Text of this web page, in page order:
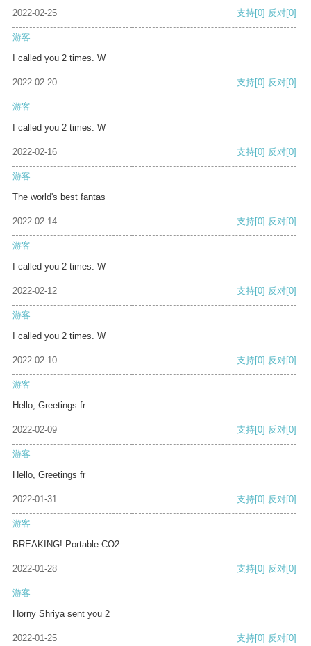
2022-02-25 支持[0] 反对[0]
游客
I called you 2 times. W
2022-02-20 支持[0] 反对[0]
游客
I called you 2 times. W
2022-02-16 支持[0] 反对[0]
游客
The world's best fantas
2022-02-14 支持[0] 反对[0]
游客
I called you 2 times. W
2022-02-12 支持[0] 反对[0]
游客
I called you 2 times. W
2022-02-10 支持[0] 反对[0]
游客
Hello, Greetings fr
2022-02-09 支持[0] 反对[0]
游客
Hello, Greetings fr
2022-01-31 支持[0] 反对[0]
游客
BREAKING! Portable CO2
2022-01-28 支持[0] 反对[0]
游客
Horny Shriya sent you 2
2022-01-25 支持[0] 反对[0]